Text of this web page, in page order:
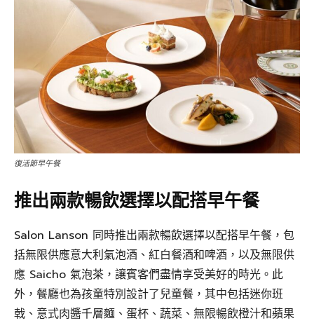
復活節早午餐
推出兩款暢飲選擇以配搭早午餐
Salon Lanson 同時推出兩款暢飲選擇以配搭早午餐，包
括無限供應意大利氣泡酒、紅白餐酒和啤酒，以及無限供
應 Saicho 氣泡茶，讓賓客們盡情享受美好的時光。此
外，餐廳也為孩童特別設計了兒童餐，其中包括迷你班
戟、意式肉醬千層麵、蛋杯、蔬菜、無限暢飲橙汁和蘋果